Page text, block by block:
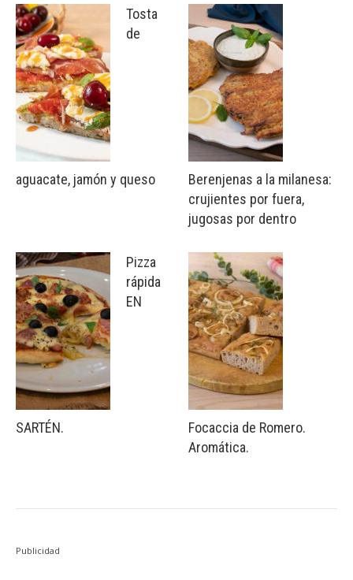
Tosta
de
aguacate, jamón y queso
Pizza
rápida
EN
SARTÉN.
Berenjenas a la milanesa:
crujientes por fuera,
jugosas por dentro
Focaccia de Romero.
Aromática.
Publicidad